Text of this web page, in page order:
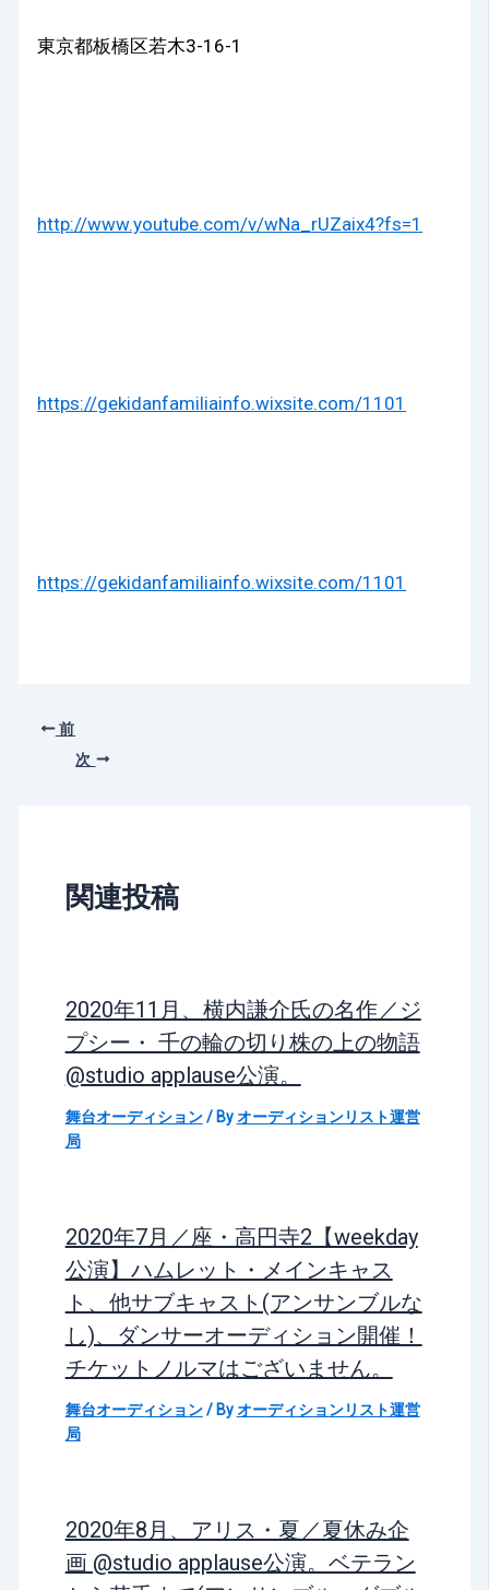
東京都板橋区若木3-16-1
http://www.youtube.com/v/wNa_rUZaix4?fs=1
https://gekidanfamiliainfo.wixsite.com/1101
https://gekidanfamiliainfo.wixsite.com/1101
前
次
関連投稿
2020年11月、横内謙介氏の名作／ジ
プシー・ 千の輪の切り株の上の物語
@studio applause公演。
舞台オーディション/ Byオーディションリスト運営
局
2020年7月／座・高円寺2【weekday
公演】ハムレット・メインキャス
ト、他サブキャスト(アンサンブルな
し)、ダンサーオーディション開催！
チケットノルマはございません。
舞台オーディション/ Byオーディションリスト運営
局
2020年8月、アリス・夏／夏休み企
画 @studio applause公演。ベテラン